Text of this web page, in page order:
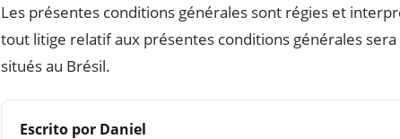
Les présentes conditions générales sont régies et
tout litige relatif aux présentes conditions générales
situés au Brésil.
Escrito por Daniel